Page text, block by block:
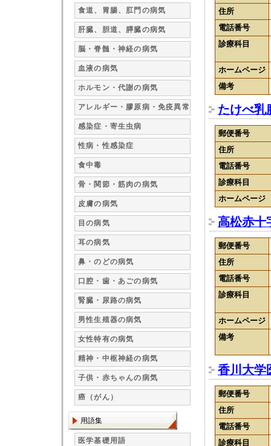
住所
電話番号
診療科目
ホームページ
備考
たけべ乳
郵便番号
住所
電話番号
診療科目
ホームページ
高松赤十
郵便番号
住所
電話番号
診療科目
ホームページ
備考
香川大学
郵便番号
住所
電話番号
診療科目
食道、胃腸、肛門の病気
肝臓、胆道、膵臓の病気
脳・脊髄・神経の病気
血液の病気
ホルモン・代謝の病気
アレルギー・膠原病・免疫異常
感染症・寄生虫病
性病・性感染症
食中毒
骨・関節・筋肉の病気
皮膚の病気
目の病気
耳の病気
鼻・のどの病気
口腔・歯・あごの病気
腎臓・尿路の病気
男性生殖器の病気
女性特有の病気
精神・中枢神経の病気
子供・赤ちゃんの病気
癌（がん）
用語集
医学基礎用語